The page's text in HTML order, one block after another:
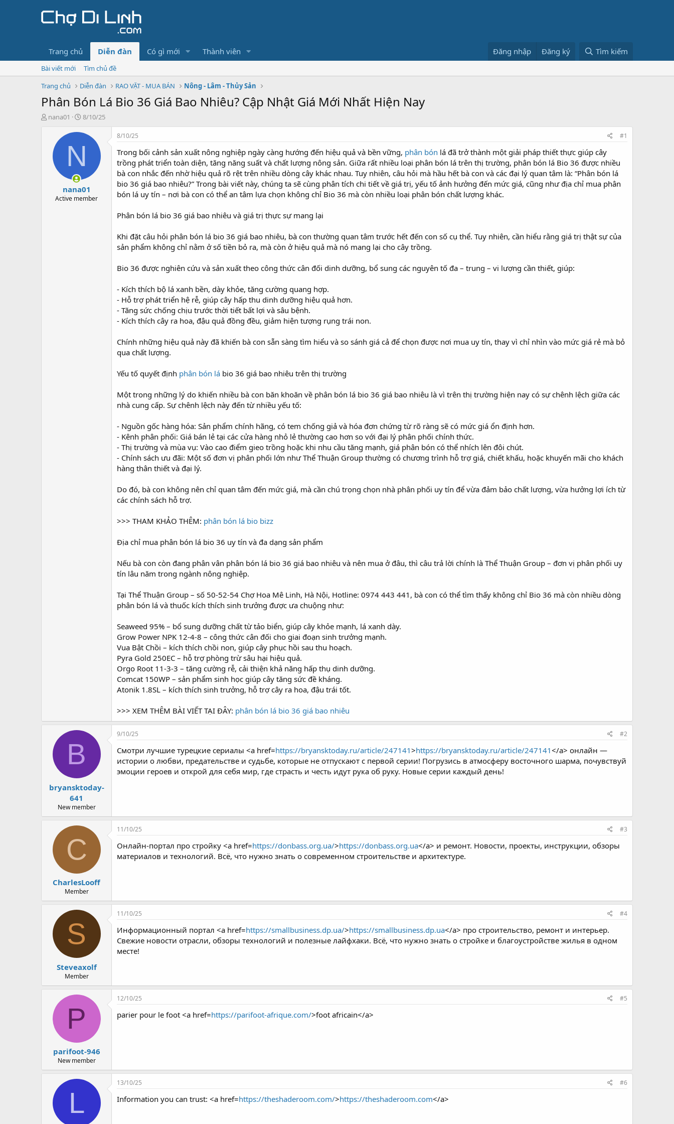
Trang chủ Diễn đàn Có gì mới Thành viên Đăng nhập Đăng ký Tìm kiếm
Bài viết mới
Tìm chủ đề
Trang chủ
Diễn đàn RAO VẶT - MUA BÁN Nông - Lâm - Thủy Sản
Phân Bón Lá Bio 36 Giá Bao Nhiêu? Cập Nhật Giá Mới Nhất Hiện Nay
T
nana01
N
à
ử
8/10/25
N
nana01
Active member
8/10/25 #1
Trong bối cảnh sản xuất nông nghiệp ngày càng hướng đến hiệu quả và bền vững, phân bón lá đã trở thành một giải pháp thiết thực giúp cây
trồng phát triển toàn diện, tăng năng suất và chất lượng nông sản. Giữa rất nhiều loại phân bón lá trên thị trường, phân bón lá Bio 36 được nhiều
bà con nhắc đến nhờ hiệu quả rõ rệt trên nhiều dòng cây khác nhau. Tuy nhiên, câu hỏi mà hầu hết bà con và các đại lý quan tâm là: “Phân bón lá
bio 36 giá bao nhiêu?” Trong bài viết này, chúng ta sẽ cùng phân tích chi tiết về giá trị, yếu tố ảnh hưởng đến mức giá, cũng như địa chỉ mua phân
bón lá uy tín – nơi bà con có thể an tâm lựa chọn không chỉ Bio 36 mà còn nhiều loại phân bón chất lượng khác.
Phân bón lá bio 36 giá bao nhiêu và giá trị thực sự mang lại
Khi đặt câu hỏi phân bón lá bio 36 giá bao nhiêu, bà con thường quan tâm trước hết đến con số cụ thể. Tuy nhiên, cần hiểu rằng giá trị thật sự của
sản phẩm không chỉ nằm ở số tiền bỏ ra, mà còn ở hiệu quả mà nó mang lại cho cây trồng.
Bio 36 được nghiên cứu và sản xuất theo công thức cân đối dinh dưỡng, bổ sung các nguyên tố đa – trung – vi lượng cần thiết, giúp:
- Kích thích bộ lá xanh bền, dày khỏe, tăng cường quang hợp.
- Hỗ trợ phát triển hệ rễ, giúp cây hấp thu dinh dưỡng hiệu quả hơn.
- Tăng sức chống chịu trước thời tiết bất lợi và sâu bệnh.
- Kích thích cây ra hoa, đậu quả đồng đều, giảm hiện tượng rụng trái non.
Chính những hiệu quả này đã khiến bà con sẵn sàng tìm hiểu và so sánh giá cả để chọn được nơi mua uy tín, thay vì chỉ nhìn vào mức giá rẻ mà bỏ
qua chất lượng.
Yếu tố quyết định phân bón lá bio 36 giá bao nhiêu trên thị trường
Một trong những lý do khiến nhiều bà con băn khoăn về phân bón lá bio 36 giá bao nhiêu là vì trên thị trường hiện nay có sự chênh lệch giữa các
nhà cung cấp. Sự chênh lệch này đến từ nhiều yếu tố:
- Nguồn gốc hàng hóa: Sản phẩm chính hãng, có tem chống giả và hóa đơn chứng từ rõ ràng sẽ có mức giá ổn định hơn.
- Kênh phân phối: Giá bán lẻ tại các cửa hàng nhỏ lẻ thường cao hơn so với đại lý phân phối chính thức.
- Thị trường và mùa vụ: Vào cao điểm gieo trồng hoặc khi nhu cầu tăng mạnh, giá phân bón có thể nhích lên đôi chút.
- Chính sách ưu đãi: Một số đơn vị phân phối lớn như Thể Thuận Group thường có chương trình hỗ trợ giá, chiết khấu, hoặc khuyến mãi cho khách
hàng thân thiết và đại lý.
Do đó, bà con không nên chỉ quan tâm đến mức giá, mà cần chú trọng chọn nhà phân phối uy tín để vừa đảm bảo chất lượng, vừa hưởng lợi ích từ
các chính sách hỗ trợ.
>>> THAM KHẢO THÊM: phân bón lá bio bizz
Địa chỉ mua phân bón lá bio 36 uy tín và đa dạng sản phẩm
Nếu bà con còn đang phân vân phân bón lá bio 36 giá bao nhiêu và nên mua ở đâu, thì câu trả lời chính là Thể Thuận Group – đơn vị phân phối uy
tín lâu năm trong ngành nông nghiệp.
Tại Thể Thuận Group – số 50-52-54 Chợ Hoa Mê Linh, Hà Nội, Hotline: 0974 443 441, bà con có thể tìm thấy không chỉ Bio 36 mà còn nhiều dòng
phân bón lá và thuốc kích thích sinh trưởng được ưa chuộng như:
Seaweed 95% – bổ sung dưỡng chất từ tảo biển, giúp cây khỏe mạnh, lá xanh dày.
Grow Power NPK 12-4-8 – công thức cân đối cho giai đoạn sinh trưởng mạnh.
Vua Bật Chồi – kích thích chồi non, giúp cây phục hồi sau thu hoạch.
Pyra Gold 250EC – hỗ trợ phòng trừ sâu hại hiệu quả.
Orgo Root 11-3-3 – tăng cường rễ, cải thiện khả năng hấp thụ dinh dưỡng.
Comcat 150WP – sản phẩm sinh học giúp cây tăng sức đề kháng.
Atonik 1.8SL – kích thích sinh trưởng, hỗ trợ cây ra hoa, đậu trái tốt.
>>> XEM THÊM BÀI VIẾT TẠI ĐÂY: phân bón lá bio 36 giá bao nhiêu
B
bryansktoday-
641
New member
9/10/25 #2
Смотри лучшие турецкие сериалы <a href=https://bryansktoday.ru/article/247141>https://bryansktoday.ru/article/247141</a> онлайн —
истории о любви, предательстве и судьбе, которые не отпускают с первой серии! Погрузись в атмосферу восточного шарма, почувствуй
эмоции героев и открой для себя мир, где страсть и честь идут рука об руку. Новые серии каждый день!
C
CharlesLooff
Member
11/10/25 #3
Онлайн-портал про стройку <a href=https://donbass.org.ua/>https://donbass.org.ua</a> и ремонт. Новости, проекты, инструкции, обзоры
материалов и технологий. Всё, что нужно знать о современном строительстве и архитектуре.
S
Steveaxolf
Member
11/10/25 #4
Информационный портал <a href=https://smallbusiness.dp.ua/>https://smallbusiness.dp.ua</a> про строительство, ремонт и интерьер.
Свежие новости отрасли, обзоры технологий и полезные лайфхаки. Всё, что нужно знать о стройке и благоустройстве жилья в одном
месте!
P
parifoot-946
New member
12/10/25 #5
parier pour le foot <a href=https://parifoot-afrique.com/>foot africain</a>
L
13/10/25 #6
Information you can trust: <a href=https://theshaderoom.com/>https://theshaderoom.com</a>